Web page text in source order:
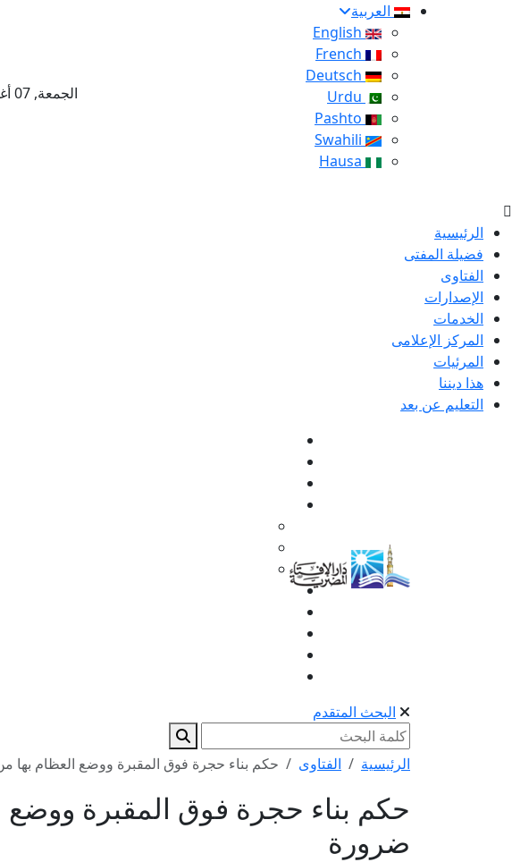
العربية
الجمعة, 07 أغسطس 2026 – 24 صفر 1448 هـ
الرئيسية
فضيلة المفتى
الفتاوى
الإصدارات
الخدمات
المركز الإعلامى
المرئيات
هذا ديننا
التعليم عن بعد
البحث المتقدم
الرئيسية الفتاوى حكم بناء حجرة فوق المقبرة ووضع العظام بها
حكم بناء حجرة فوق المقبرة ووضع
ضرورة